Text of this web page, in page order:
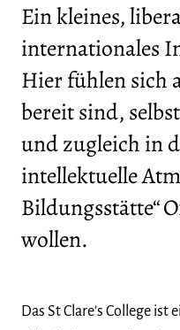
Ein kleines,
internationales
Hier fühlen sich
bereit sind,
und zugleich in
intellektuelle
Bildungsstätte“
wollen.
Das St Clare’s College